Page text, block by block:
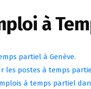
à
partiel à Genève.
les postes à temps
à temps partiel